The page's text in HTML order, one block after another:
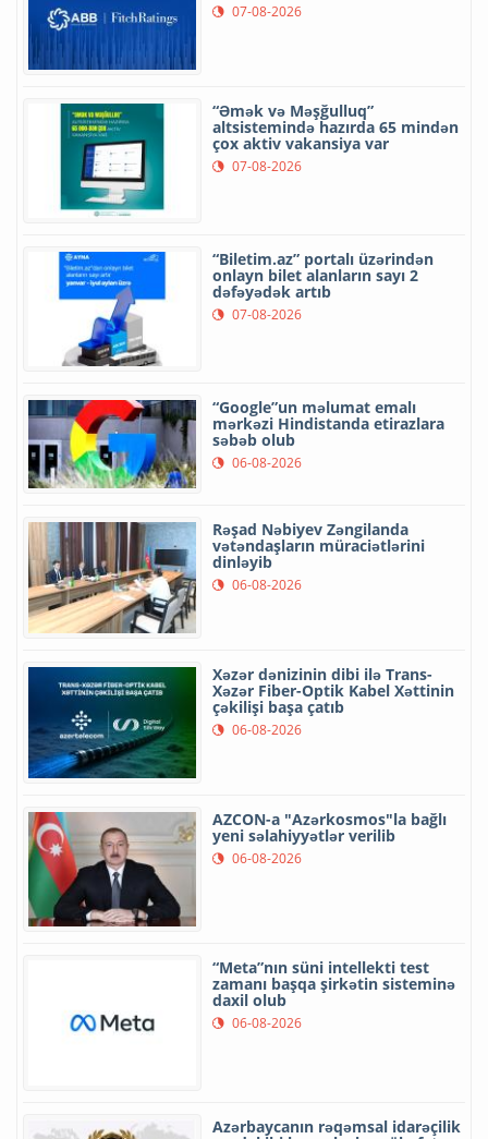
07-08-2026
“Əmək və Məşğulluq”
altsistemində hazırda 65 mindən
çox aktiv vakansiya var
07-08-2026
“Biletim.az” portalı üzərindən
onlayn bilet alanların sayı 2
dəfəyədək artıb
07-08-2026
“Google”un məlumat emalı
mərkəzi Hindistanda etirazlara
səbəb olub
06-08-2026
Rəşad Nəbiyev Zəngilanda
vətəndaşların müraciətlərini
dinləyib
06-08-2026
Xəzər dənizinin dibi ilə Trans-
Xəzər Fiber-Optik Kabel Xəttinin
çəkilişi başa çatıb
06-08-2026
AZCON-a "Azərkosmos"la bağlı
yeni səlahiyyətlər verilib
06-08-2026
“Meta”nın süni intellekti test
zamanı başqa şirkətin sisteminə
daxil olub
06-08-2026
Azərbaycanın rəqəmsal idarəçilik